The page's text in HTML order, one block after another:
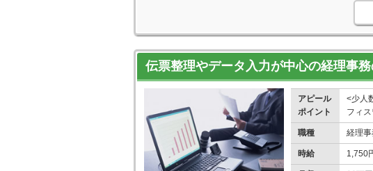
伝票整理やデータ入力が中心の経理事務
アピール
ポイント
<少人
フィ
職種 経理事
時給 1,750